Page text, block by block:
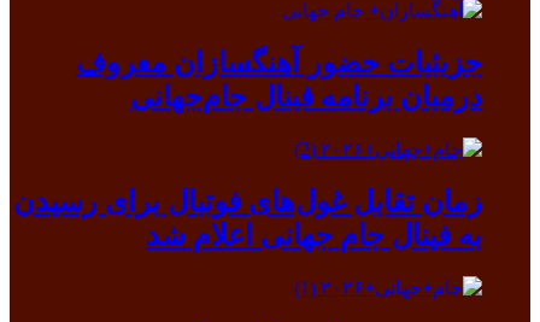
جزیئیات حضور آهنگسازان معروف
درمیان برنامه فینال جام‌جهانی
زمان تقابل غول‌های فوتبال برای رسیدن
به فینال جام جهانی اعلام شد